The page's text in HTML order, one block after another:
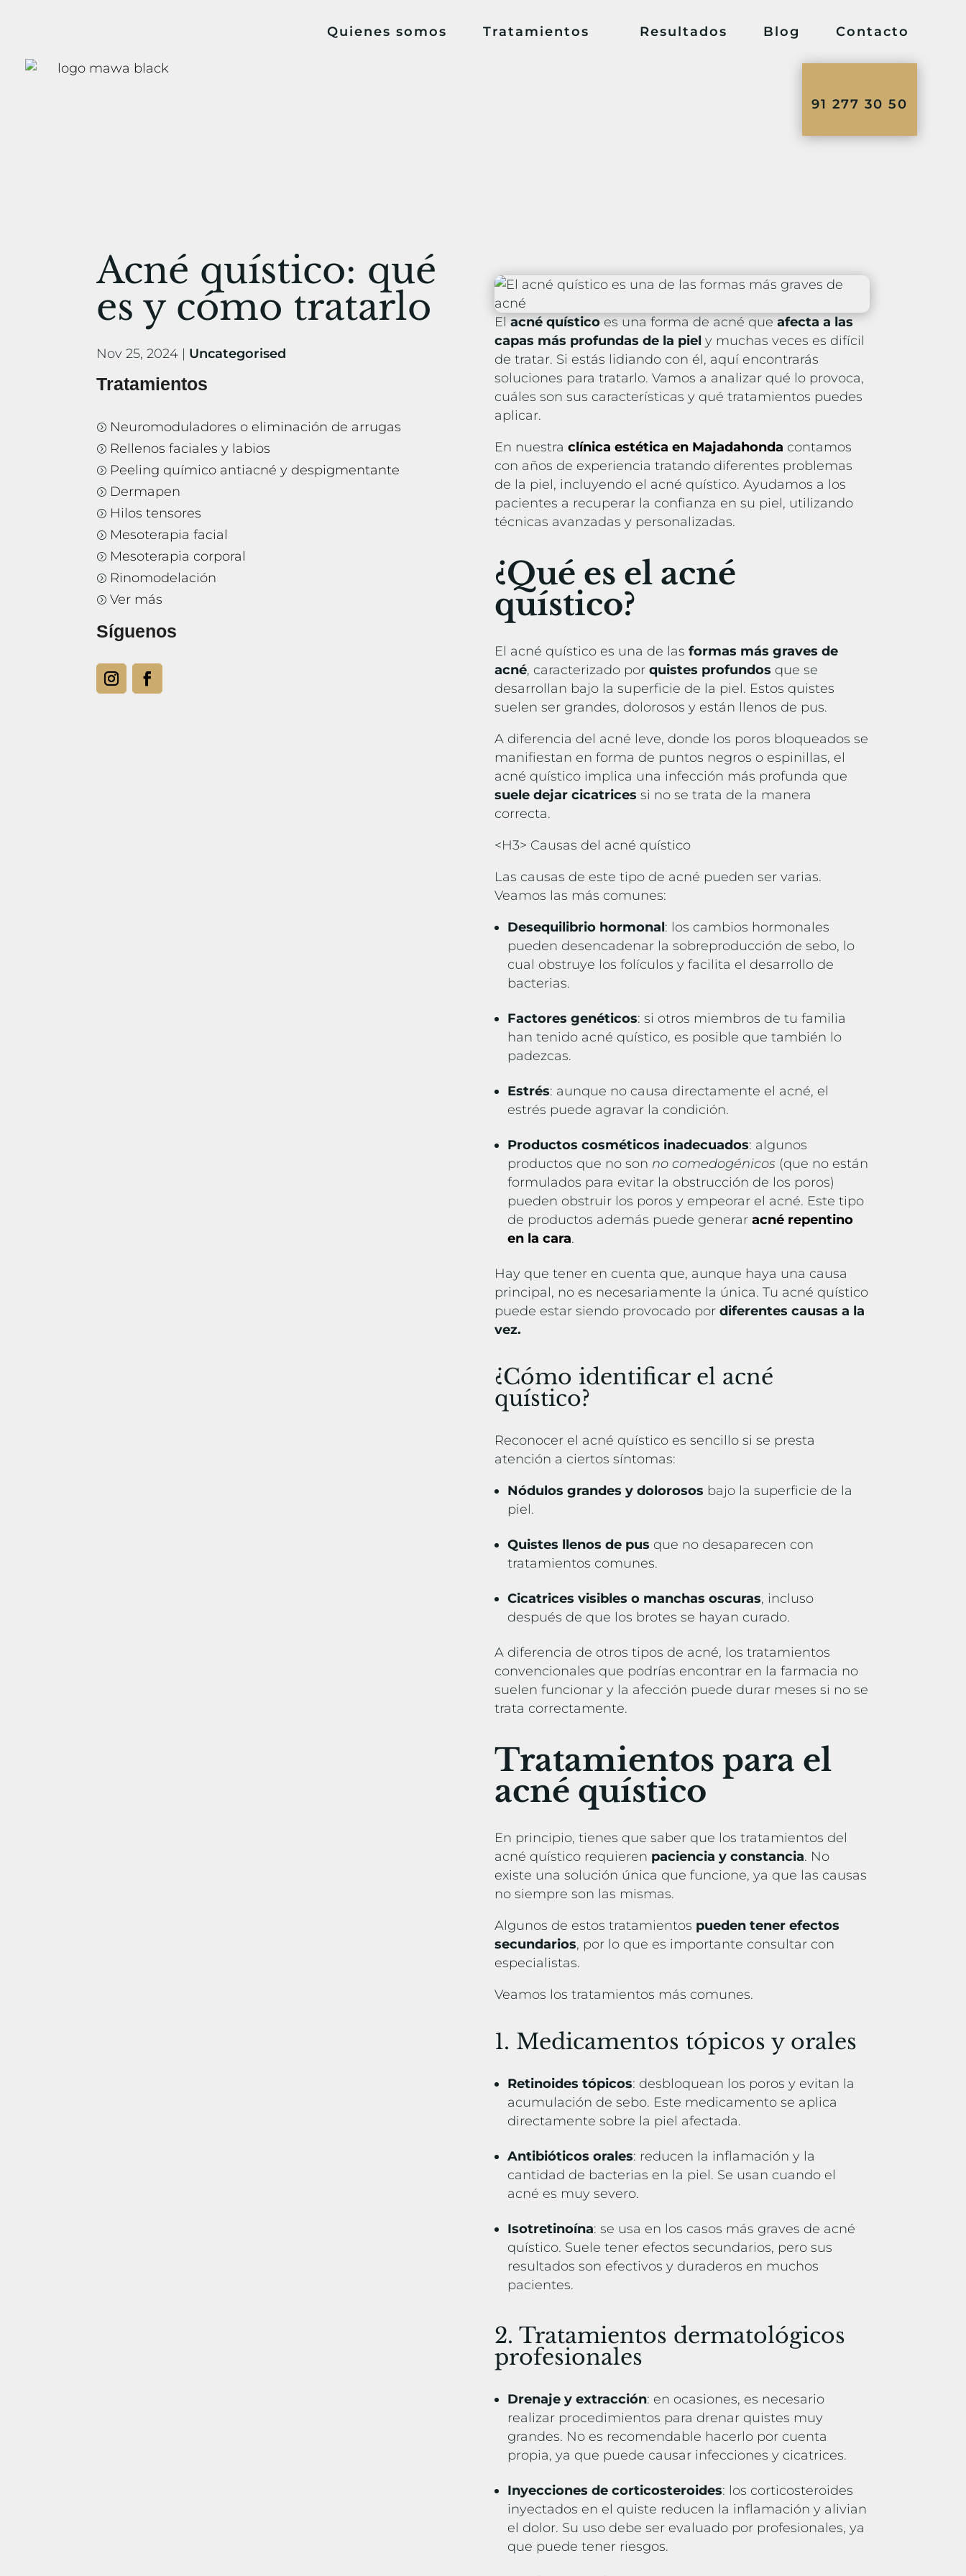
Quienes somos Tratamientos Resultados Blog Contacto
91 277 30 50
Acné quístico: qué
es y cómo tratarlo
Nov 25, 2024 | Uncategorised
Tratamientos
= Neuromoduladores o eliminación de arrugas
= Rellenos faciales y labios
= Peeling químico antiacné y despigmentante
= Dermapen
= Hilos tensores
= Mesoterapia facial
= Mesoterapia corporal
= Rinomodelación
= Ver más
Síguenos
El acné quísticoes una forma de acné queafecta a las
capas más profundas de la piel y muchas veces es difícil
de tratar. Si estás lidiando con él, aquí encontrarás
soluciones para tratarlo. Vamos a analizar qué lo provoca,
cuáles son sus características y qué tratamientos puedes
aplicar.
En nuestraclínica estética en Majadahonda contamos
con años de experiencia tratando diferentes problemas
de la piel, incluyendo el acné quístico. Ayudamos a los
pacientes a recuperar la confianza en su piel, utilizando
técnicas avanzadas y personalizadas.
¿Qué es el acné
quístico?
El acné quístico es una de lasformas más graves de
acné, caracterizado porquistes profundos que se
desarrollan bajo la superficie de la piel. Estos quistes
suelen ser grandes, dolorosos y están llenos de pus.
A diferencia del acné leve, donde los poros bloqueados se
manifiestan en forma de puntos negros o espinillas, el
acné quístico implica una infección más profunda que
suele dejar cicatrices si no se trata de la manera
correcta.
<H3> Causas del acné quístico
Las causas de este tipo de acné pueden ser varias.
Veamos las más comunes:
Desequilibrio hormonal: los cambios hormonales
pueden desencadenar la sobreproducción de sebo, lo
cual obstruye los folículos y facilita el desarrollo de
bacterias.
Factores genéticos: si otros miembros de tu familia
han tenido acné quístico, es posible que también lo
padezcas.
Estrés: aunque no causa directamente el acné, el
estrés puede agravar la condición.
Productos cosméticos inadecuados: algunos
productos que no son no comedogénicos (que no están
formulados para evitar la obstrucción de los poros)
pueden obstruir los poros y empeorar el acné. Este tipo
de productos además puede generaracné repentino
en la cara.
Hay que tener en cuenta que, aunque haya una causa
principal, no es necesariamente la única. Tu acné quístico
puede estar siendo provocado pordiferentes causas a la
vez.
¿Cómo identificar el acné
quístico?
Reconocer el acné quístico es sencillo si se presta
atención a ciertos síntomas:
Nódulos grandes y dolorosos bajo la superficie de la
piel.
Quistes llenos de pus que no desaparecen con
tratamientos comunes.
Cicatrices visibles o manchas oscuras, incluso
después de que los brotes se hayan curado.
A diferencia de otros tipos de acné, los tratamientos
convencionales que podrías encontrar en la farmacia no
suelen funcionar y la afección puede durar meses si no se
trata correctamente.
Tratamientos para el
acné quístico
En principio, tienes que saber que los tratamientos del
acné quístico requieren paciencia y constancia. No
existe una solución única que funcione, ya que las causas
no siempre son las mismas.
Algunos de estos tratamientos pueden tener efectos
secundarios, por lo que es importante consultar con
especialistas.
Veamos los tratamientos más comunes.
1. Medicamentos tópicos y orales
Retinoides tópicos: desbloquean los poros y evitan la
acumulación de sebo. Este medicamento se aplica
directamente sobre la piel afectada.
Antibióticos orales: reducen la inflamación y la
cantidad de bacterias en la piel. Se usan cuando el
acné es muy severo.
Isotretinoína: se usa en los casos más graves de acné
quístico. Suele tener efectos secundarios, pero sus
resultados son efectivos y duraderos en muchos
pacientes.
2. Tratamientos dermatológicos
profesionales
Drenaje y extracción: en ocasiones, es necesario
realizar procedimientos para drenar quistes muy
grandes. No es recomendable hacerlo por cuenta
propia, ya que puede causar infecciones y cicatrices.
Inyecciones de corticosteroides: los corticosteroides
inyectados en el quiste reducen la inflamación y alivian
el dolor. Su uso debe ser evaluado por profesionales, ya
que puede tener riesgos.